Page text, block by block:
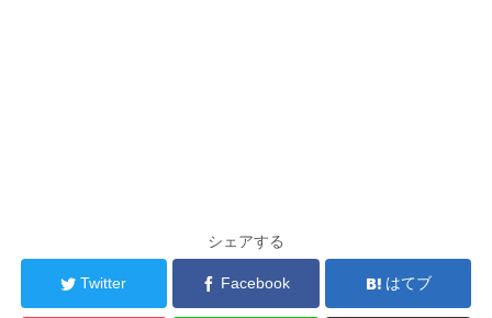
シェアする
Twitter Facebook はてブ